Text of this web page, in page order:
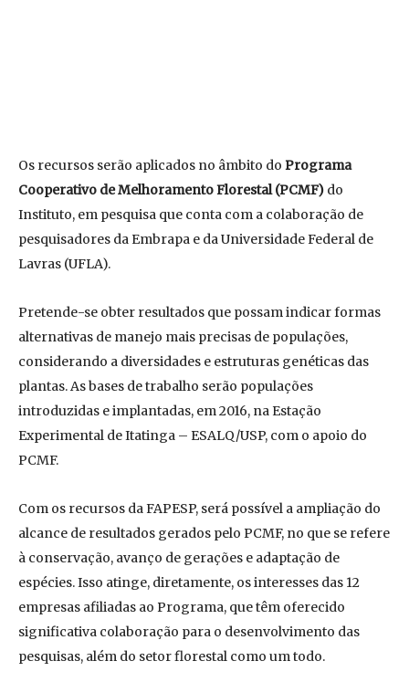
Os recursos serão aplicados no âmbito do Programa
Cooperativo de Melhoramento Florestal (PCMF) do
Instituto, em pesquisa que conta com a colaboração de
pesquisadores da Embrapa e da Universidade Federal de
Lavras (UFLA).
Pretende-se obter resultados que possam indicar formas
alternativas de manejo mais precisas de populações,
considerando a diversidades e estruturas genéticas das
plantas. As bases de trabalho serão populações
introduzidas e implantadas, em 2016, na Estação
Experimental de Itatinga – ESALQ/USP, com o apoio do
PCMF.
Com os recursos da FAPESP, será possível a ampliação do
alcance de resultados gerados pelo PCMF, no que se refere
à conservação, avanço de gerações e adaptação de
espécies. Isso atinge, diretamente, os interesses das 12
empresas afiliadas ao Programa, que têm oferecido
significativa colaboração para o desenvolvimento das
pesquisas, além do setor florestal como um todo.